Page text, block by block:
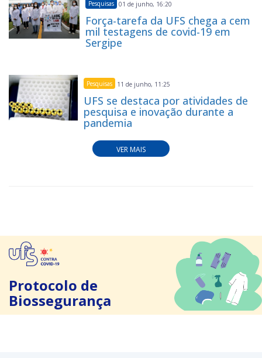
Pesquisas 01 de junho, 16:20
Força-tarefa da UFS chega a cem
mil testagens de covid-19 em
Sergipe
Pesquisas 11 de junho, 11:25
UFS se destaca por atividades de
pesquisa e inovação durante a
pandemia
VER MAIS
Protocolo de
Biossegurança